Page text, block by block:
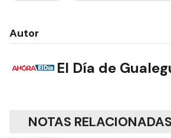
Autor
El Día de
NOTAS RELACIONADAS